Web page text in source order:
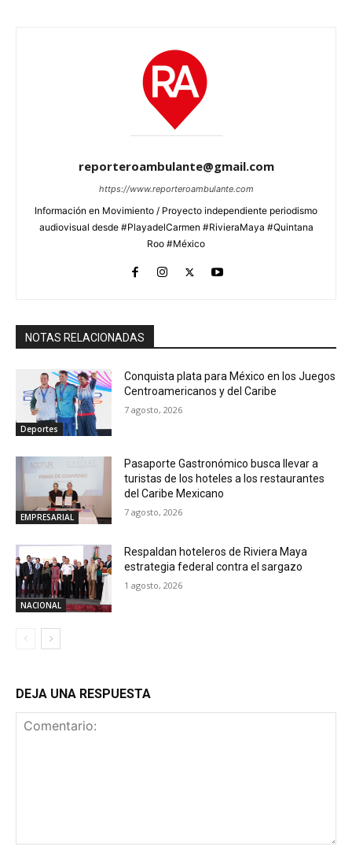
reporteroambulante@gmail.com
https://www.reporteroambulante.com
Información en Movimiento / Proyecto independiente periodismo
audiovisual desde #PlayadelCarmen #RivieraMaya #Quintana
Roo #México
NOTAS RELACIONADAS
Deportes
Conquista plata para México en los Juegos
Centroamericanos y del Caribe
7 agosto, 2026
EMPRESARIAL
Pasaporte Gastronómico busca llevar a
turistas de los hoteles a los restaurantes
del Caribe Mexicano
7 agosto, 2026
NACIONAL
Respaldan hoteleros de Riviera Maya
estrategia federal contra el sargazo
1 agosto, 2026
DEJA UNA RESPUESTA